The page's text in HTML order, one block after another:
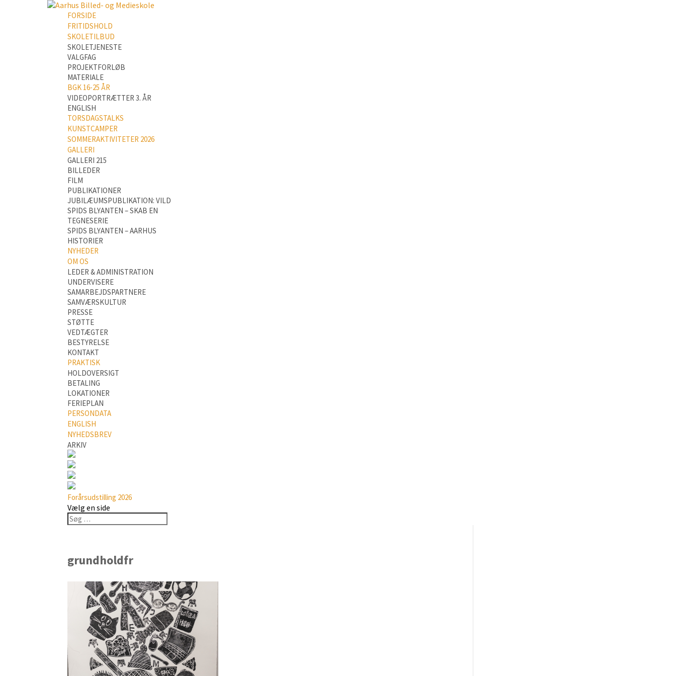
FORSIDE
FRITIDSHOLD
SKOLETILBUD
SKOLETJENESTE
VALGFAG
PROJEKTFORLØB
MATERIALE
BGK 16-25 ÅR
VIDEOPORTRÆTTER 3. ÅR
ENGLISH
TORSDAGSTALKS
KUNSTCAMPER
SOMMERAKTIVITETER 2026
GALLERI
GALLERI 215
BILLEDER
FILM
PUBLIKATIONER
JUBILÆUMSPUBLIKATION: VILD
SPIDS BLYANTEN – SKAB EN
TEGNESERIE
SPIDS BLYANTEN – AARHUS
HISTORIER
NYHEDER
OM OS
LEDER & ADMINISTRATION
UNDERVISERE
SAMARBEJDSPARTNERE
SAMVÆRSKULTUR
PRESSE
STØTTE
VEDTÆGTER
BESTYRELSE
KONTAKT
PRAKTISK
HOLDOVERSIGT
BETALING
LOKATIONER
FERIEPLAN
PERSONDATA
ENGLISH
NYHEDSBREV
ARKIV
Forårsudstilling 2026
Vælg en side
grundholdfr